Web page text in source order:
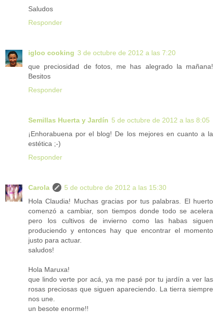
Saludos
Responder
igloo cooking 3 de octubre de 2012 a las 7:20
que preciosidad de fotos, me has alegrado la mañana!
Besitos
Responder
Semillas Huerta y Jardín 5 de octubre de 2012 a las 8:05
¡Enhorabuena por el blog! De los mejores en cuanto a la
estética ;-)
Responder
Carola
5 de octubre de 2012 a las 15:30
Hola Claudia! Muchas gracias por tus palabras. El huerto
comenzó a cambiar, son tiempos donde todo se acelera
pero los cultivos de invierno como las habas siguen
produciendo y entonces hay que encontrar el momento
justo para actuar.
saludos!
Hola Maruxa!
que lindo verte por acá, ya me pasé por tu jardín a ver las
rosas preciosas que siguen apareciendo. La tierra siempre
nos une.
un besote enorme!!